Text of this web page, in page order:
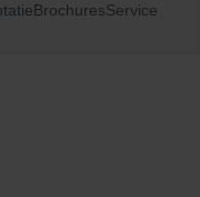
BrochuresService